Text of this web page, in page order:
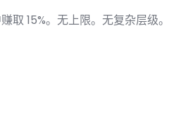
取 15%。无上限。无复杂层级。